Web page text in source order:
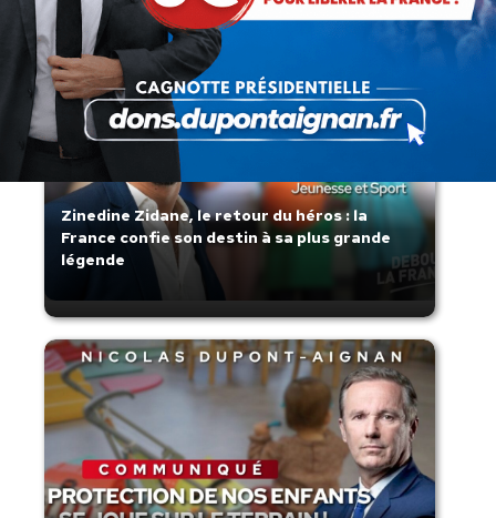
Zinedine Zidane, le retour du héros : la
France confie son destin à sa plus grande
légende